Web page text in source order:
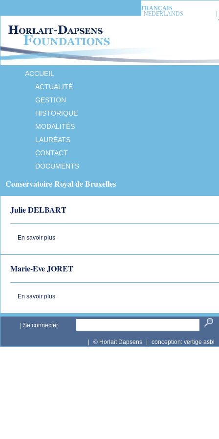
FRANÇAIS
NEDERLANDS
ACCUEIL
ACTUALITÉ
GESTION
HISTORIQUE
MODALITÉS
LAURÉATS
CONTACT
DOCUMENTS
Conservatoire Royal de Bruxelles
Julie DELBART
En savoir plus
Marie-Eve JORET
En savoir plus
Se connecter
© Horlait Dapsens conception: vertige asbl